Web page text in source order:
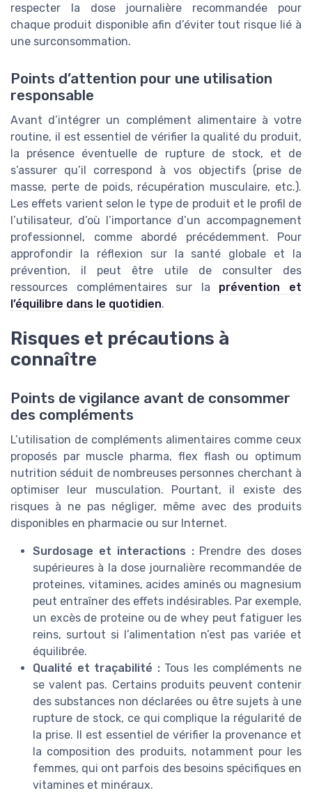
respecter la dose journalière recommandée pour
chaque produit disponible afin d’éviter tout risque lié à
une surconsommation.
Points d’attention pour une utilisation
responsable
Avant d’intégrer un complément alimentaire à votre
routine, il est essentiel de vérifier la qualité du produit,
la présence éventuelle de rupture de stock, et de
s’assurer qu’il correspond à vos objectifs (prise de
masse, perte de poids, récupération musculaire, etc.).
Les effets varient selon le type de produit et le profil de
l’utilisateur, d’où l’importance d’un accompagnement
professionnel, comme abordé précédemment. Pour
approfondir la réflexion sur la santé globale et la
prévention, il peut être utile de consulter des
ressources complémentaires sur la prévention et
l’équilibre dans le quotidien.
Risques et précautions à
connaître
Points de vigilance avant de consommer
des compléments
L’utilisation de compléments alimentaires comme ceux
proposés par muscle pharma, flex flash ou optimum
nutrition séduit de nombreuses personnes cherchant à
optimiser leur musculation. Pourtant, il existe des
risques à ne pas négliger, même avec des produits
disponibles en pharmacie ou sur Internet.
Surdosage et interactions :Prendre des doses
supérieures à la dose journalière recommandée de
proteines, vitamines, acides aminés ou magnesium
peut entraîner des effets indésirables. Par exemple,
un excès de proteine ou de whey peut fatiguer les
reins, surtout si l’alimentation n’est pas variée et
équilibrée.
Qualité et traçabilité :Tous les compléments ne
se valent pas. Certains produits peuvent contenir
des substances non déclarées ou être sujets à une
rupture de stock, ce qui complique la régularité de
la prise. Il est essentiel de vérifier la provenance et
la composition des produits, notamment pour les
femmes, qui ont parfois des besoins spécifiques en
vitamines et minéraux.